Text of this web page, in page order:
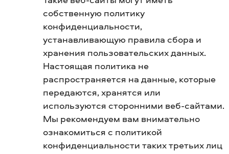
собственную политику
конфиденциальности,
устанавливающую правила сбора и
хранения пользовательских данных.
Настоящая политика не
распространяется на данные, которые
передаются, хранятся или
используются сторонними веб-сайтами.
Мы рекомендуем вам внимательно
ознакомиться с политикой
конфиденциальности таких третьих лиц